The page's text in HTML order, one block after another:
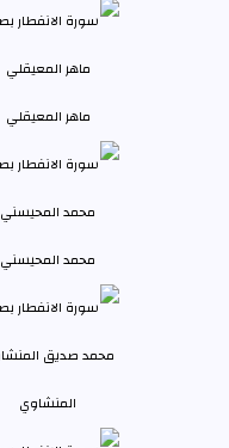
ماهر المعيقلي
محمد المحيسني
المنشاوي